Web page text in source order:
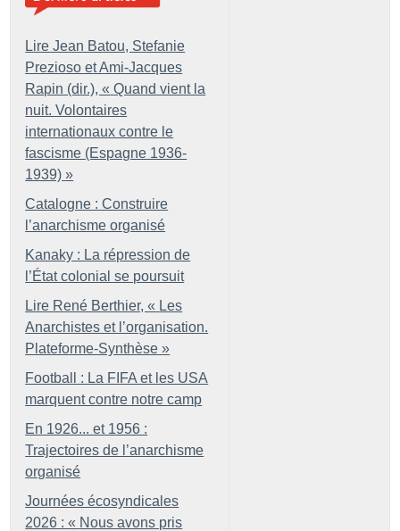
Lire Jean Batou, Stefanie
Prezioso et Ami-Jacques
Rapin (dir.), « Quand vient la
nuit. Volontaires
internationaux contre le
fascisme (Espagne 1936-
1939) »
Catalogne : Construire
l’anarchisme organisé
Kanaky : La répression de
l’État colonial se poursuit
Lire René Berthier, « Les
Anarchistes et l’organisation.
Plateforme-Synthèse »
Football : La FIFA et les USA
marquent contre notre camp
En 1926... et 1956 :
Trajectoires de l’anarchisme
organisé
Journées écosyndicales
2026 : « Nous avons pris